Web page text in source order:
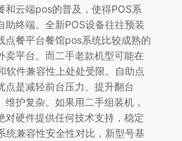
和云端pos的普及，使得POS系
助终端。全新POS设备往往预装
点餐平台餐馆pos系统比较成熟的
卖平台。而二手老款机型可能在
软件兼容性上处处受限。自助点
点是减轻前台压力、提升翻台
护复杂。如果用二手组装机，
对硬件提供任何技术支持，稳定
统兼容性安全性对比，新型号基